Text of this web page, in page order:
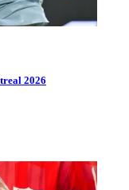
2026